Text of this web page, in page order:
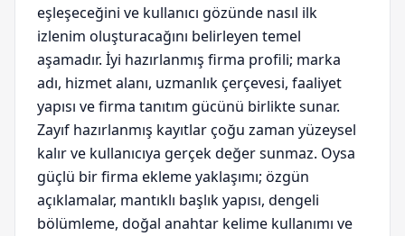
eşleşeceğini ve kullanıcı gözünde nasıl ilk
izlenim oluşturacağını belirleyen temel
aşamadır. İyi hazırlanmış firma profili; marka
adı, hizmet alanı, uzmanlık çerçevesi, faaliyet
yapısı ve firma tanıtım gücünü birlikte sunar.
Zayıf hazırlanmış kayıtlar çoğu zaman yüzeysel
kalır ve kullanıcıya gerçek değer sunmaz. Oysa
güçlü bir firma ekleme yaklaşımı; özgün
açıklamalar, mantıklı başlık yapısı, dengeli
bölümleme, doğal anahtar kelime kullanımı ve